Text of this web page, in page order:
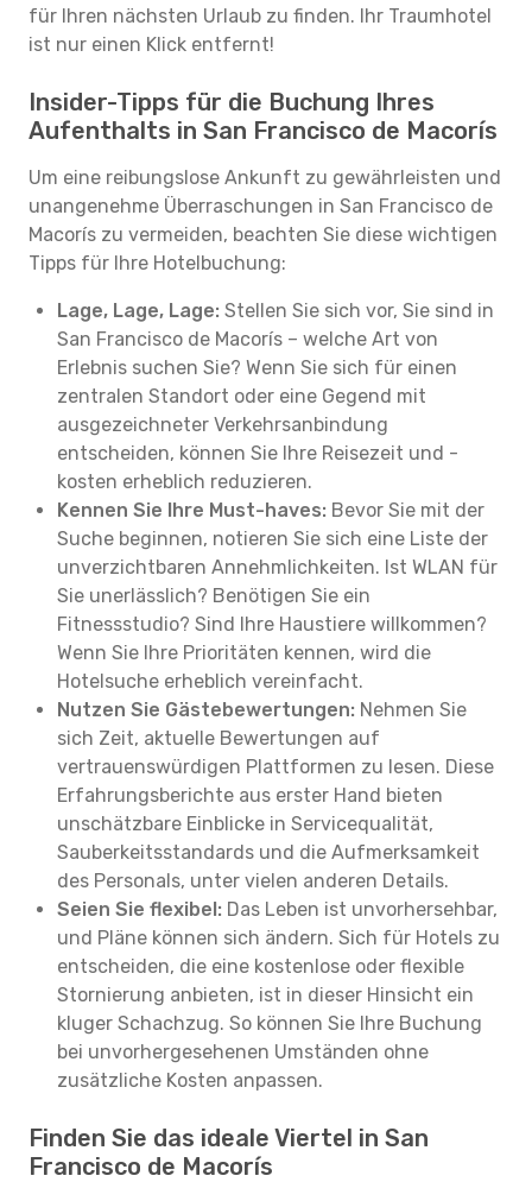
für Ihren nächsten Urlaub zu finden. Ihr Traumhotel
ist nur einen Klick entfernt!
Insider-Tipps für die Buchung Ihres
Aufenthalts in San Francisco de Macorís
Um eine reibungslose Ankunft zu gewährleisten und
unangenehme Überraschungen in San Francisco de
Macorís zu vermeiden, beachten Sie diese wichtigen
Tipps für Ihre Hotelbuchung:
Lage, Lage, Lage: Stellen Sie sich vor, Sie sind in
San Francisco de Macorís – welche Art von
Erlebnis suchen Sie? Wenn Sie sich für einen
zentralen Standort oder eine Gegend mit
ausgezeichneter Verkehrsanbindung
entscheiden, können Sie Ihre Reisezeit und -
kosten erheblich reduzieren.
Kennen Sie Ihre Must-haves: Bevor Sie mit der
Suche beginnen, notieren Sie sich eine Liste der
unverzichtbaren Annehmlichkeiten. Ist WLAN für
Sie unerlässlich? Benötigen Sie ein
Fitnessstudio? Sind Ihre Haustiere willkommen?
Wenn Sie Ihre Prioritäten kennen, wird die
Hotelsuche erheblich vereinfacht.
Nutzen Sie Gästebewertungen: Nehmen Sie
sich Zeit, aktuelle Bewertungen auf
vertrauenswürdigen Plattformen zu lesen. Diese
Erfahrungsberichte aus erster Hand bieten
unschätzbare Einblicke in Servicequalität,
Sauberkeitsstandards und die Aufmerksamkeit
des Personals, unter vielen anderen Details.
Seien Sie flexibel: Das Leben ist unvorhersehbar,
und Pläne können sich ändern. Sich für Hotels zu
entscheiden, die eine kostenlose oder flexible
Stornierung anbieten, ist in dieser Hinsicht ein
kluger Schachzug. So können Sie Ihre Buchung
bei unvorhergesehenen Umständen ohne
zusätzliche Kosten anpassen.
Finden Sie das ideale Viertel in San
Francisco de Macorís